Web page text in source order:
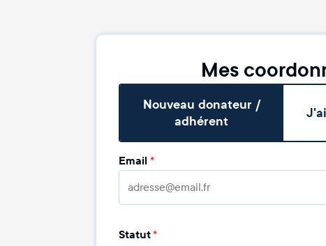
Mes
Nouveau donateur /
adhérent
Email *
Statut*